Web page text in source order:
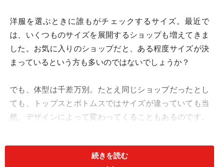
洋服を選ぶときに誰もがチェックするサイズ。最近で
は、いくつものサイズを展開するショップも増えてきま
した。お気に入りのショップだと、ある程度サイズが決
まっているという方も多いのではないでしょうか？
でも、体型は千差万別。たとえ同じショップだったとし
ても、トップスとボトムスではサイズが違っていても当
然。デザインによって変わってくることもあるのです。
の。今回は、そんなサイズ選びのポイントについて解説
続きを読む